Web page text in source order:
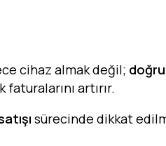
cihaz almak değil;
artırır.
sürecinde dikkat